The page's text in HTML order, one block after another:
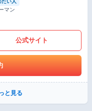
マン
公式サイト
と見る